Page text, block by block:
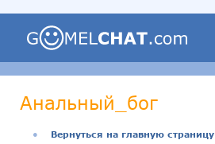
Анальный_бог
●
Вернуться на главную страницу